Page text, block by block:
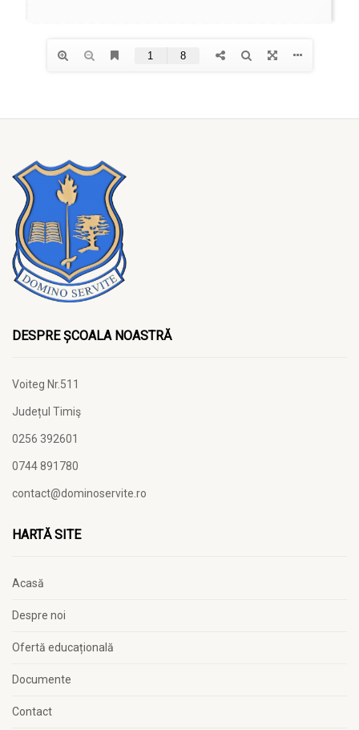
DESPRE ȘCOALA NOASTRĂ
Voiteg Nr.511
Județul Timiş
0256 392601
0744 891780
contact@dominoservite.ro
HARTĂ SITE
Acasă
Despre noi
Ofertă educațională
Documente
Contact